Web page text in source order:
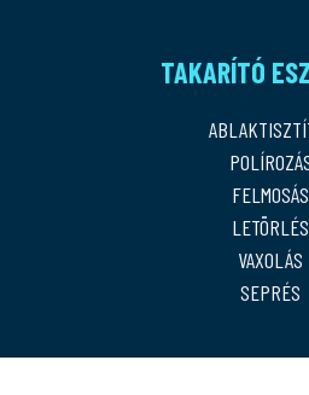
TAKARÍTÓ
FELMOSÁS
LETÖRLÉS
VAXOLÁS
SEPRÉS